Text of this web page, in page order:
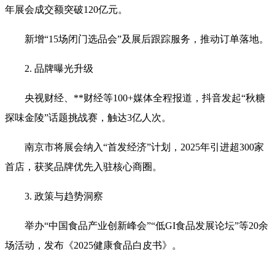
年展会成交额突破120亿元‌。
新增“15场闭门选品会”及展后跟踪服务，推动订单落地‌。
2. 品牌曝光升级‌
央视财经、**财经等100+媒体全程报道，抖音发起“秋糖
探味金陵”话题挑战赛，触达3亿人次‌。
南京市将展会纳入“首发经济”计划，2025年引进超300家
首店，获奖品牌优先入驻核心商圈‌。
3. 政策与趋势洞察‌
举办“中国食品产业创新峰会”“低GI食品发展论坛”等20余
场活动，发布《2025健康食品白皮书》‌。